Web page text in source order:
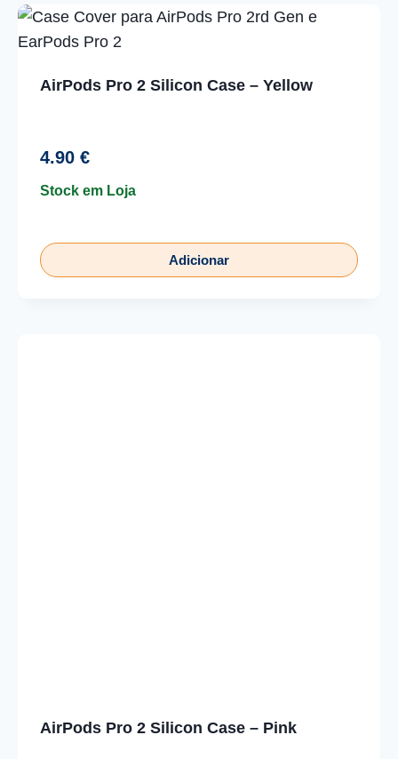
AirPods Pro 2 Silicon Case – Yellow
4.90 €
Stock em Loja
Adicionar
AirPods Pro 2 Silicon Case – Pink